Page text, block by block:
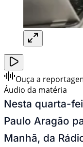
Ouça a
Áudio da matéria
Nesta quarta-
Paulo Aragão
Manhã, da